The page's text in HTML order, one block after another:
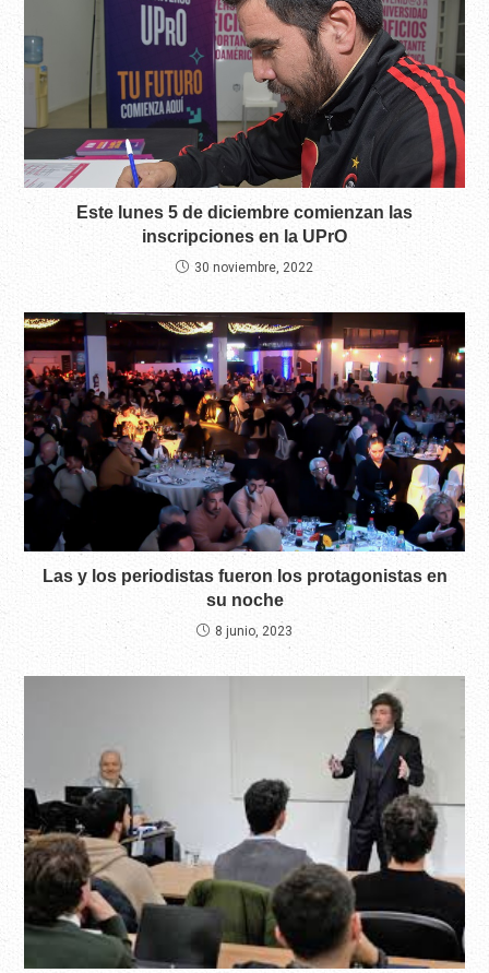
Este lunes 5 de diciembre comienzan las
inscripciones en la UPrO
30 noviembre, 2022
Las y los periodistas fueron los protagonistas en
su noche
8 junio, 2023